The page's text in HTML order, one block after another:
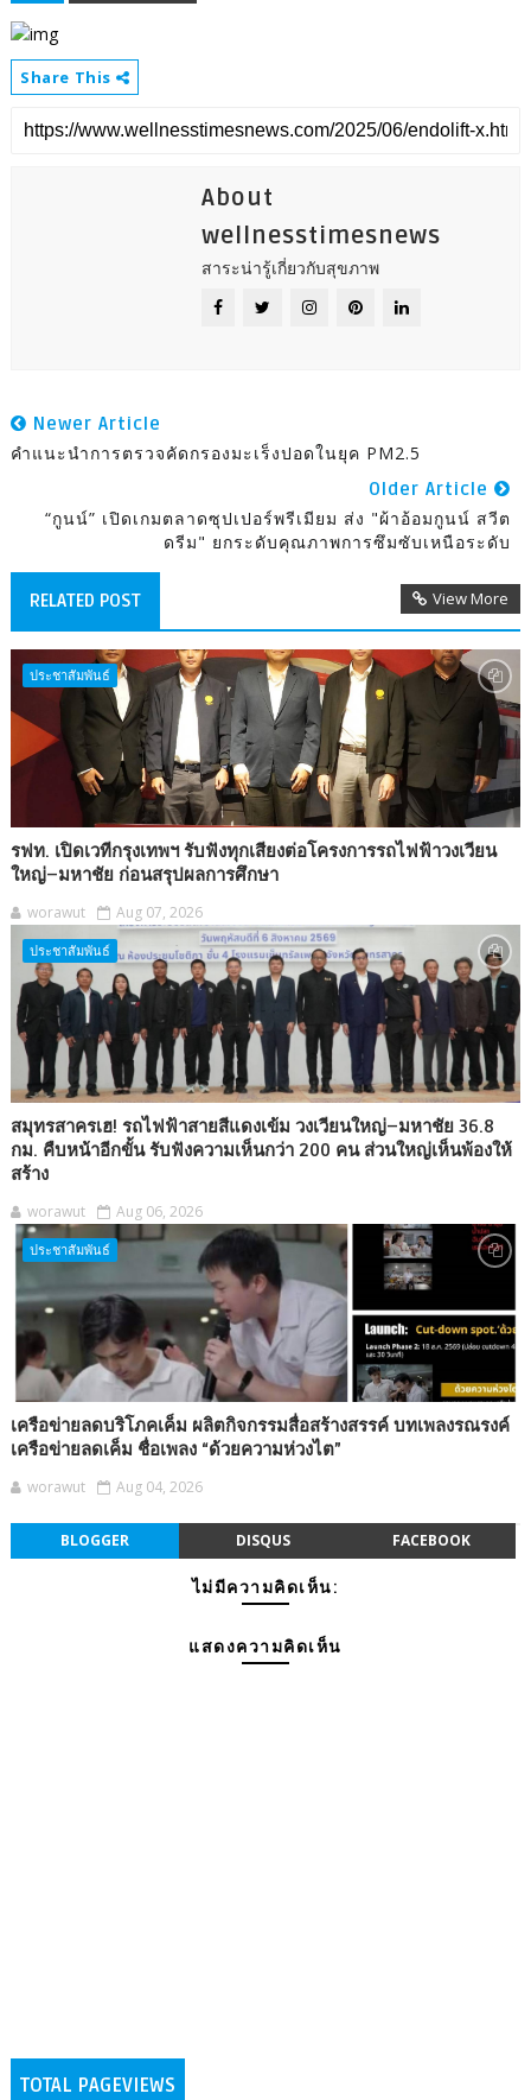
Share This
About
wellnesstimesnews
สาระน่ารู้เกี่ยวกับสุขภาพ
Newer Article
คำแนะนำการตรวจคัดกรองมะเร็งปอดในยุค PM2.5
Older Article
“กูนน์” เปิดเกมตลาดซุปเปอร์พรีเมียม ส่ง "ผ้าอ้อมกูนน์ สวีต
ดรีม" ยกระดับคุณภาพการซึมซับเหนือระดับ
RELATED POST View More
ประชาสัมพันธ์
รฟท. เปิดเวทีกรุงเทพฯ รับฟังทุกเสียงต่อโครงการรถไฟฟ้าวงเวียน
ใหญ่–มหาชัย ก่อนสรุปผลการศึกษา
worawut Aug 07, 2026
ประชาสัมพันธ์
สมุทรสาครเฮ! รถไฟฟ้าสายสีแดงเข้ม วงเวียนใหญ่–มหาชัย 36.8
กม. คืบหน้าอีกขั้น รับฟังความเห็นกว่า 200 คน ส่วนใหญ่เห็นพ้องให้
สร้าง
worawut Aug 06, 2026
ประชาสัมพันธ์
เครือข่ายลดบริโภคเค็ม ผลิตกิจกรรมสื่อสร้างสรรค์ บทเพลงรณรงค์
เครือข่ายลดเค็ม ชื่อเพลง “ด้วยความห่วงไต”
worawut Aug 04, 2026
BLOGGER DISQUS FACEBOOK
ไม่มีความคิดเห็น:
แสดงความคิดเห็น
TOTAL PAGEVIEWS